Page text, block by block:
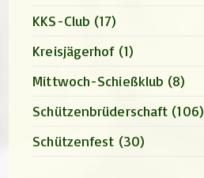
KKS-Club (17)
Kreisjägerhof (1)
Mittwoch-Schießklub (8)
Schützenbrüderschaft (106)
Schützenfest (30)